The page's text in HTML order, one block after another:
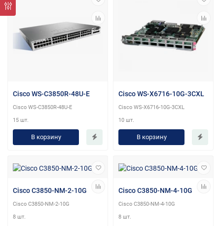
Cisco WS-C3850R-48U-E
Cisco WS-C3850R-48U-E
15 шт.
В корзину
Cisco WS-X6716-10G-3CXL
Cisco WS-X6716-10G-3CXL
10 шт.
В корзину
Cisco C3850-NM-2-10G
Cisco C3850-NM-2-10G
8 шт.
Cisco C3850-NM-4-10G
Cisco C3850-NM-4-10G
8 шт.